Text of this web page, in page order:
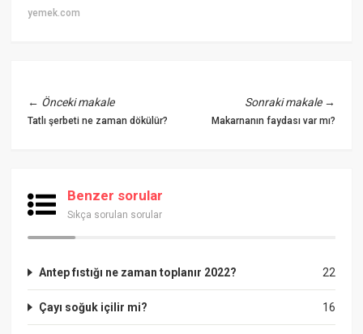
yemek.com
← Önceki makale
Tatlı şerbeti ne zaman dökülür?
Sonraki makale→
Makarnanın faydası var mı?
Benzer sorular
Sıkça sorulan sorular
22
Antep fıstığı ne zaman toplanır 2022?
16
Çayı soğuk içilir mi?